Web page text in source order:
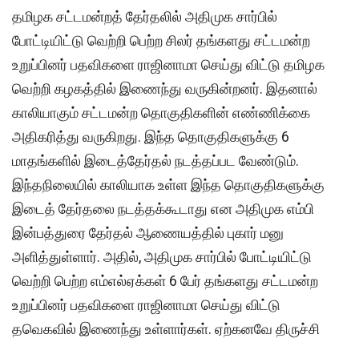
தமிழக சட்டமன்றத் தேர்தலில் அதிமுக சார்பில்
போட்டியிட்டு வெற்றி பெற்ற சிலர் தங்களது சட்டமன்ற
உறுப்பினர் பதவிகளை ராஜினாமா செய்து விட்டு தமிழக
வெற்றி கழகத்தில் இணைந்து வருகின்றனர். இதனால்
காலியாகும் சட்டமன்ற தொகுதிகளின் எண்ணிக்கை
அதிகரித்து வருகிறது. இந்த தொகுதிகளுக்கு 6
மாதங்களில் இடைத்தேர்தல் நடத்தப்பட வேண்டும்.
இந்தநிலையில் காலியாக உள்ள இந்த தொகுதிகளுக்கு
இடைத் தேர்தலை நடத்தக்கூடாது என அதிமுக எம்பி
இன்பத்துரை தேர்தல் ஆணையத்தில் புகார் மனு
அளித்துள்ளார். அதில், அதிமுக சார்பில் போட்டியிட்டு
வெற்றி பெற்ற எம்எல்ஏக்கள் 6 பேர் தங்களது சட்டமன்ற
உறுப்பினர் பதவிகளை ராஜினாமா செய்து விட்டு
தவெகவில் இணைந்து உள்ளார்கள். ஏற்கனவே திருச்சி